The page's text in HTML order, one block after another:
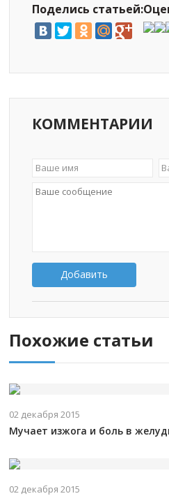
Поделись статьей:
КОММЕНТАРИИ
Добавить
Похожие статьи
02 декабря 2015
Мучает изжога и боль в
02 декабря 2015